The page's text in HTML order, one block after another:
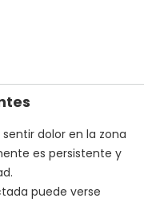
dolor en la zona
es persistente y
puede verse